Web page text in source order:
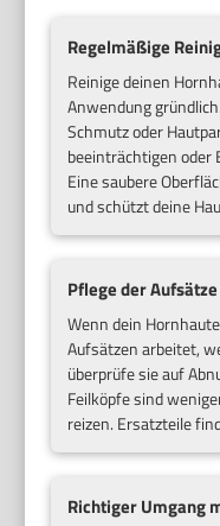
Regelmäßige
Reinige deinen
Anwendung
Schmutz oder
beeinträchtigen oder
Eine saubere
und schützt deine
Pflege der Aufsätze
Wenn dein
Aufsätzen arbeitet,
überprüfe sie auf
Feilköpfe sind
reizen. Ersatzteile
Richtiger Umgang